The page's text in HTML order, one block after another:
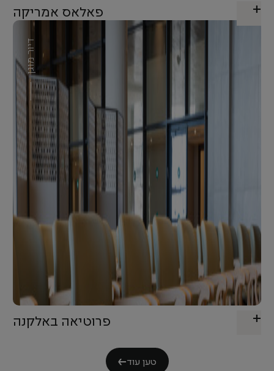
פאלאס אמריקה
דיור מוגן
פרוטיאה באלקנה
טען עוד